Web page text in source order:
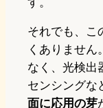
それでも、こ
くありませ
なく、光検出
センシングな
面に応用の芽